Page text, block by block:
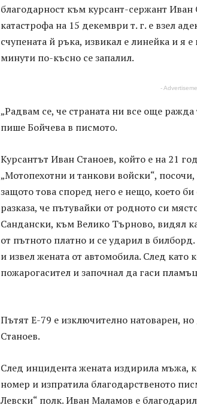
благодарност към курсант-сержант
катастрофа на 15 декември т. г. е взел
счупената й ръка, извикал е линейка и я
минути по-късно се запалил.
-
„Радвам се, че страната ни все още
пише Бойчева в писмото.
Курсантът Иван Станоев, който е на 21
„Мотопехотни и танкови войски“, посочи,
защото това според него е нещо, което
разказа, че пътувайки от родното си
Сандански, към Велико Търново, видял
от пътното платно и се ударил в
и извел жената от автомобила. След като
пожарогасител и започнал да гаси
Пътят Е-79 е изключително натоварен,
Станоев.
След инцидента жената издирила мъжа,
номер и изпратила благодарственото
Левски“ полк. Иван Маламов е